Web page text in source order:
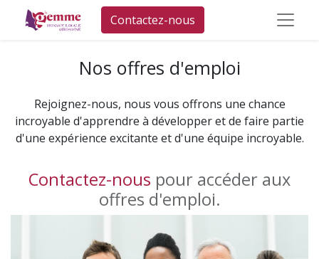
Contactez-nous
Nos offres d'emploi
Rejoignez-nous, nous vous offrons une chance
incroyable d'apprendre à développer et de faire partie
d'une expérience excitante et d'une équipe incroyable.
Contactez-nous pour accéder aux
offres d'emploi.